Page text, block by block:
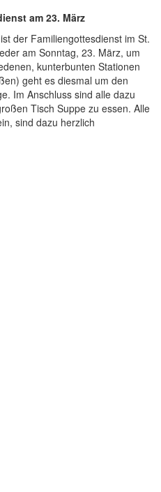
am 23. März
der Familiengottesdienst im St.
am Sonntag, 23. März, um
kunterbunten Stationen
geht es diesmal um den
Im Anschluss sind alle dazu
Tisch Suppe zu essen. Alle
sind dazu herzlich